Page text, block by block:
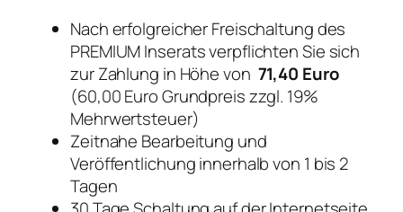
Nach erfolgreicher Freischaltung des
PREMIUM Inserats verpflichten Sie sich
zur Zahlung in Höhe von 71,40 Euro
(60,00 Euro Grundpreis zzgl. 19%
Mehrwertsteuer)
Zeitnahe Bearbeitung und
Veröffentlichung innerhalb von 1 bis 2
Tagen